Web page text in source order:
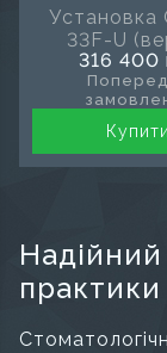
Установка
33F-U
316 400
Купити
практики